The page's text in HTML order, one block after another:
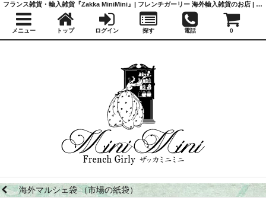
海外マルシェ袋 （市場の紙袋）
フランス雑貨・輸入雑貨『Zakka MiniMini』| フレンチガーリー 海外輸入雑貨のお店 | かわいい雑貨 | 蚤の市 | アンティーク
メニュー トップ ログイン 探す 電話 0